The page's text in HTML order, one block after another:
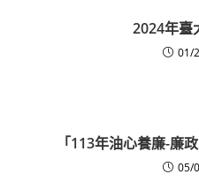
2024年臺
01/
「113年油心養廉-廉
05/